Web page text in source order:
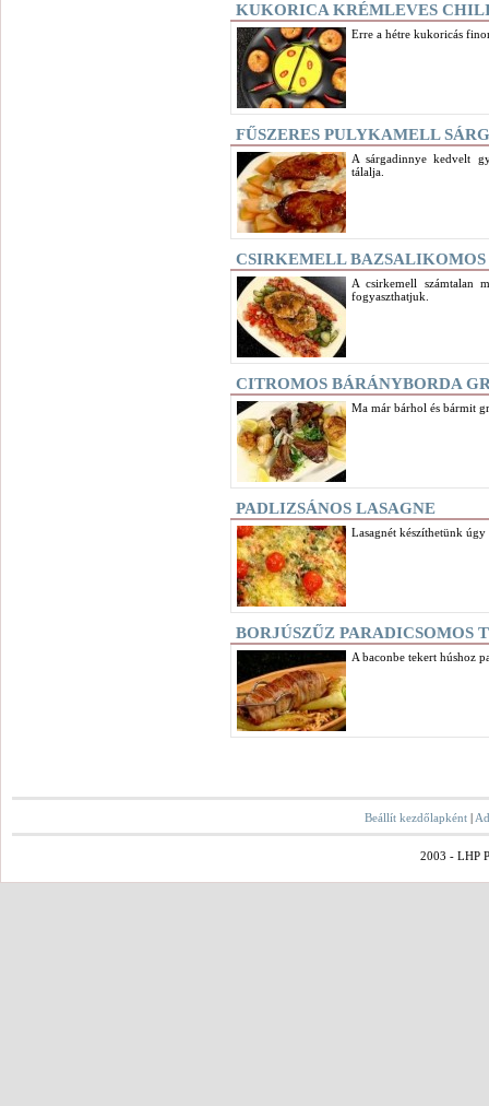
KUKORICA KRÉMLEVES
Erre a hétre kukoricás
FŰSZERES PULYKAMELL
A sárgadinnye kedvelt
tálalja.
CSIRKEMELL
A csirkemell számtalan
fogyaszthatjuk.
CITROMOS BÁRÁNYBORDA
Ma már bárhol és bármit
PADLIZSÁNOS LASAGNE
Lasagnét készíthetünk
BORJÚSZŰZ PARADICSOMOS
A baconbe tekert húshoz
Beállít kezdőlapként |
2003 - LHP